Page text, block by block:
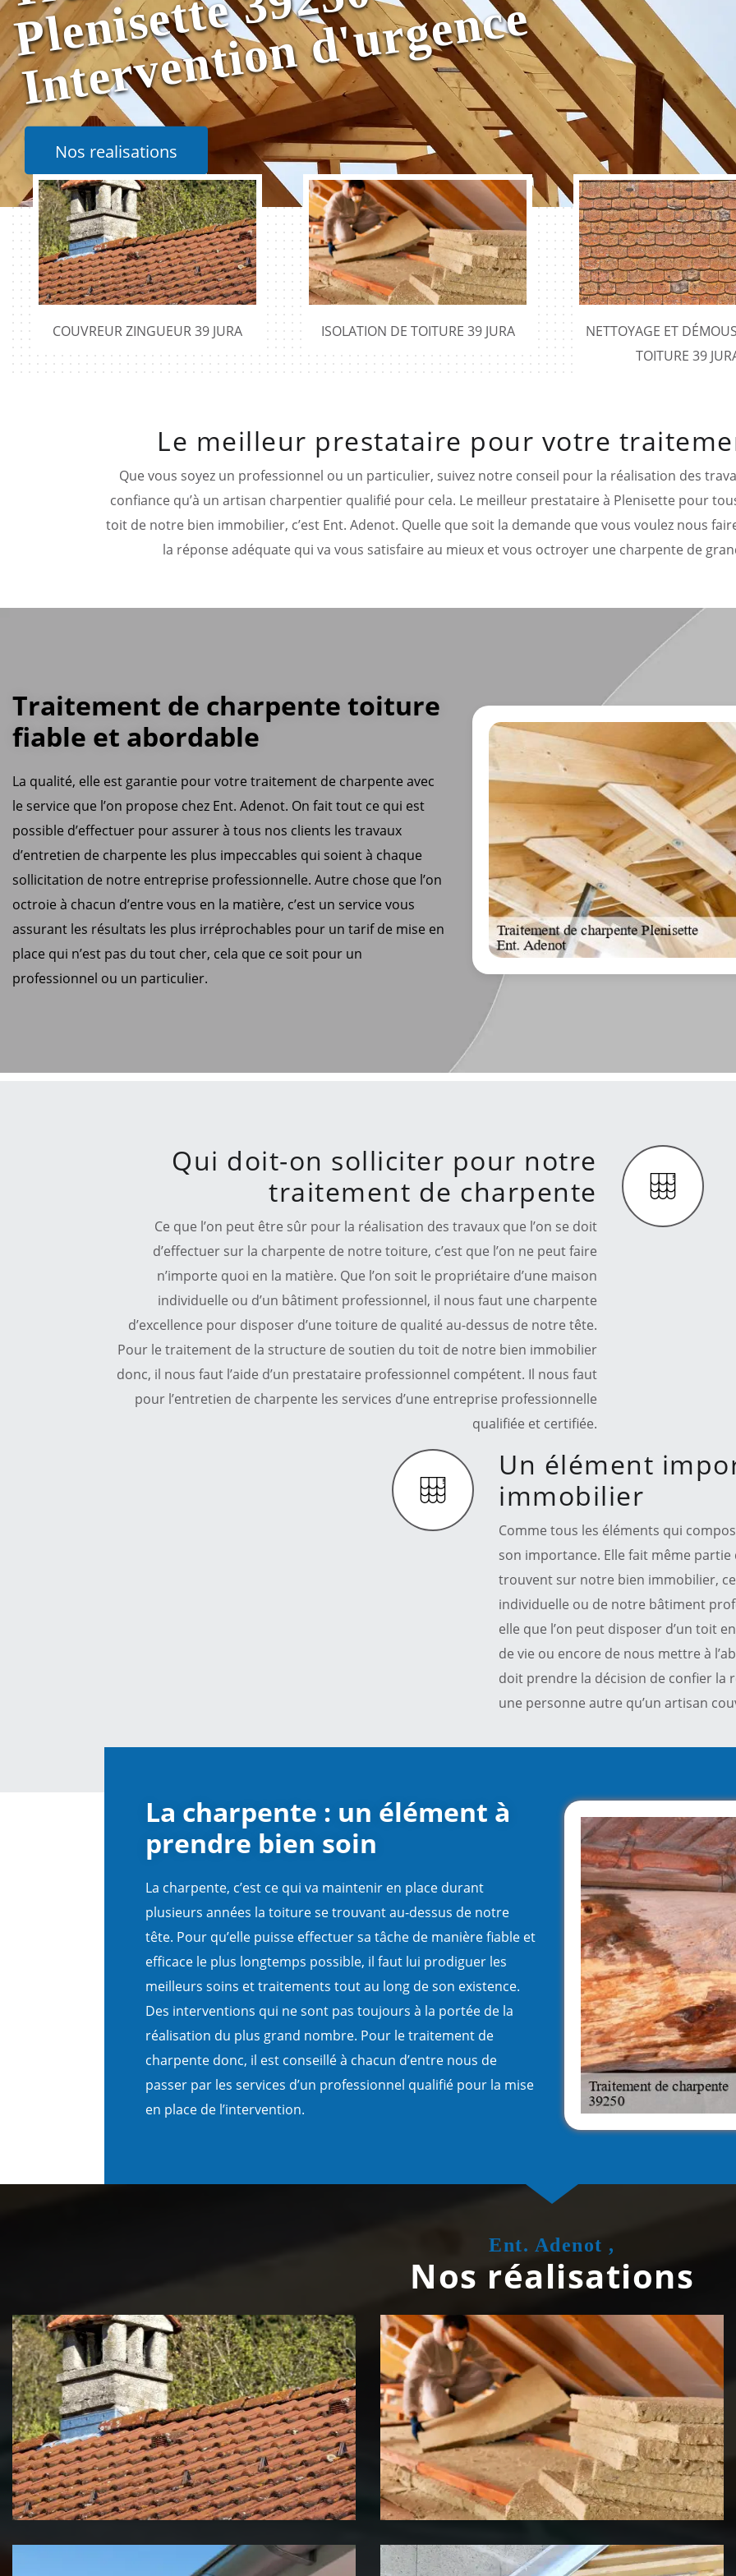
e
e
Nos realisations
COUVREUR ZINGUEUR 39 JURA ISOLATION DE TOITURE 39 JURA
NETTOYAGE ET
TOITURE 39
Le meilleur prestataire pour votre
Que vous soyez un professionnel ou un particulier, suivez notre conseil pour la réalisation des
confiance qu’à un artisan charpentier qualifié pour cela. Le meilleur prestataire à Plenisette pour
toit de notre bien immobilier, c’est Ent. Adenot. Quelle que soit la demande que vous voulez nous
la réponse adéquate qui va vous satisfaire au mieux et vous octroyer une charpente de
Traitement de charpente toiture
fiable et abordable
La qualité, elle est garantie pour votre traitement de charpente avec
le service que l’on propose chez Ent. Adenot. On fait tout ce qui est
possible d’effectuer pour assurer à tous nos clients les travaux
d’entretien de charpente les plus impeccables qui soient à chaque
sollicitation de notre entreprise professionnelle. Autre chose que l’on
octroie à chacun d’entre vous en la matière, c’est un service vous
assurant les résultats les plus irréprochables pour un tarif de mise en
place qui n’est pas du tout cher, cela que ce soit pour un
professionnel ou un particulier.
Qui doit-on solliciter pour notre
traitement de charpente
Ce que l’on peut être sûr pour la réalisation des travaux que l’on se doit
d’effectuer sur la charpente de notre toiture, c’est que l’on ne peut faire
n’importe quoi en la matière. Que l’on soit le propriétaire d’une maison
individuelle ou d’un bâtiment professionnel, il nous faut une charpente
d’excellence pour disposer d’une toiture de qualité au-dessus de notre tête.
Pour le traitement de la structure de soutien du toit de notre bien immobilier
donc, il nous faut l’aide d’un prestataire professionnel compétent. Il nous faut
pour l’entretien de charpente les services d’une entreprise professionnelle
qualifiée et certifiée.
Un élément
immobilier
Comme tous les éléments qui
son importance. Elle fait même
trouvent sur notre bien immobilier,
individuelle ou de notre bâtiment
elle que l’on peut disposer d’un toit
de vie ou encore de nous mettre à
doit prendre la décision de confier la
une personne autre qu’un artisan
La charpente : un élément à
prendre bien soin
La charpente, c’est ce qui va maintenir en place durant
plusieurs années la toiture se trouvant au-dessus de notre
tête. Pour qu’elle puisse effectuer sa tâche de manière fiable et
efficace le plus longtemps possible, il faut lui prodiguer les
meilleurs soins et traitements tout au long de son existence.
Des interventions qui ne sont pas toujours à la portée de la
réalisation du plus grand nombre. Pour le traitement de
charpente donc, il est conseillé à chacun d’entre nous de
passer par les services d’un professionnel qualifié pour la mise
en place de l’intervention.
Ent. Adenot ,
Nos réalisations
Couvreur zingueur 39 Jura Isolation de toiture 39 Jura